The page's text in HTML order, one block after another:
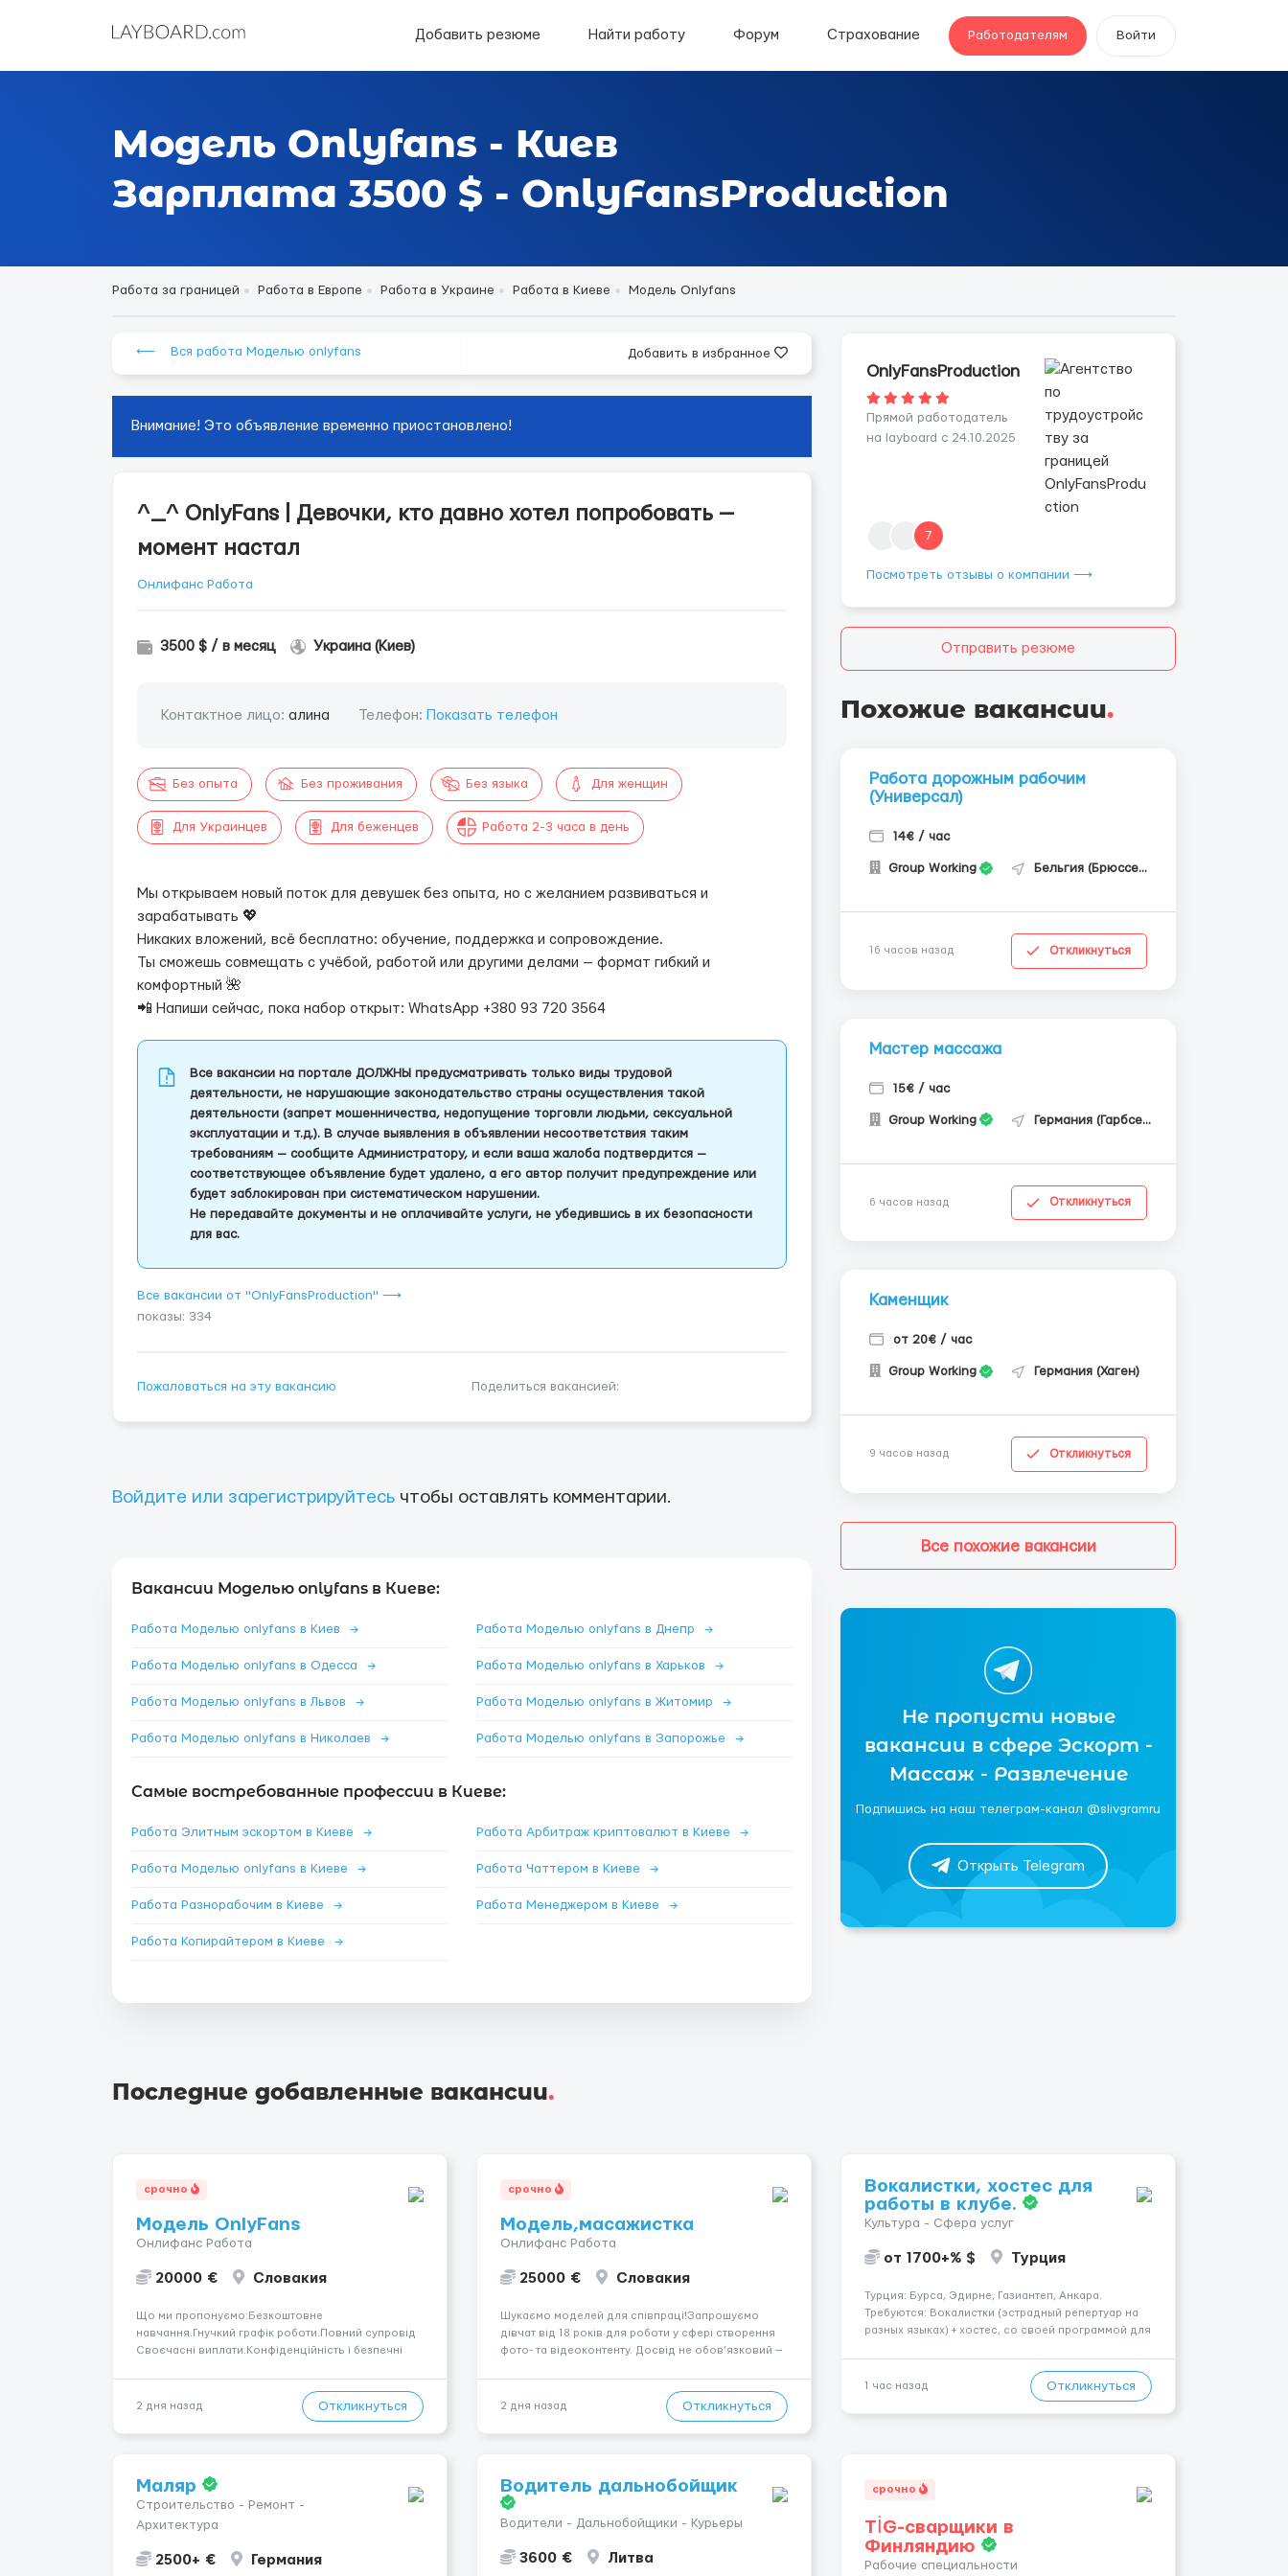
Добавить резюме Найти работу Форум Страхование Работодателям Войти
Модель Onlyfans - Киев
Зарплата 3500 $ - OnlyFansProduction
Работа за границей Работа в Европе Работа в Украине Работа в Киеве Модель Onlyfans
⟵ Вся работа Моделью onlyfans Добавить в избранное
Внимание! Это объявление временно приостановлено!
^_^ OnlyFans | Девочки, кто давно хотел попробовать —
момент настал
Онлифанс Работа
3500 $ / в месяц Украина (Киев)
Контактное лицо: алина Телефон: Показать телефон
Без опыта Без проживания Без языка Для женщин
Для Украинцев Для беженцев Работа 2-3 часа в день
Мы открываем новый поток для девушек без опыта, но с желанием развиваться и
зарабатывать 💖
Никаких вложений, всё бесплатно: обучение, поддержка и сопровождение.
Ты сможешь совмещать с учёбой, работой или другими делами — формат гибкий и
комфортный 🌺
📲 Напиши сейчас, пока набор открыт: WhatsApp +380 93 720 3564
Все вакансии на портале ДОЛЖНЫ предусматривать только виды трудовой
деятельности, не нарушающие законодательство страны осуществления такой
деятельности (запрет мошенничества, недопущение торговли людьми, сексуальной
эксплуатации и т.д.). В случае выявления в объявлении несоответствия таким
требованиям — сообщите Администратору, и если ваша жалоба подтвердится —
соответствующее объявление будет удалено, а его автор получит предупреждение или
будет заблокирован при систематическом нарушении.
Не передавайте документы и не оплачивайте услуги, не убедившись в их безопасности
для вас.
Все вакансии от "OnlyFansProduction" ⟶
показы: 334
Пожаловаться на эту вакансию Поделиться вакансией:
Войдите или зарегистрируйтесь чтобы оставлять комментарии.
Вакансии Моделью onlyfans в Киеве:
Работа Моделью onlyfans в Киев → Работа Моделью onlyfans в Днепр →
Работа Моделью onlyfans в Одесса → Работа Моделью onlyfans в Харьков →
Работа Моделью onlyfans в Львов → Работа Моделью onlyfans в Житомир →
Работа Моделью onlyfans в Николаев → Работа Моделью onlyfans в Запорожье →
Самые востребованные профессии в Киеве:
Работа Элитным эскортом в Киеве → Работа Арбитраж криптовалют в Киеве →
Работа Моделью onlyfans в Киеве → Работа Чаттером в Киеве →
Работа Разнорабочим в Киеве → Работа Менеджером в Киеве →
Работа Копирайтером в Киеве →
OnlyFansProduction
Прямой работодатель
на layboard с 24.10.2025
7
Посмотреть отзывы о компании ⟶
Отправить резюме
Похожие вакансии.
Работа дорожным рабочим
(Универсал)
14€ / час
Group Working Бельгия (Брюссель)
16 часов назад Откликнуться
Мастер массажа
15€ / час
Group Working Германия (Гарбсен)
6 часов назад Откликнуться
Каменщик
от 20€ / час
Group Working Германия (Хаген)
9 часов назад Откликнуться
Все похожие вакансии
Не пропусти новые
вакансии в сфере Эскорт -
Массаж - Развлечение
Подпишись на наш телеграм-канал @slivgramru
Открыть Telegram
Последние добавленные вакансии.
срочно
Модель OnlyFans
Онлифанс Работа
20000 € Словакия
Що ми пропонуємо:Безкоштовне
навчання.Гнучкий графік роботи.Повний супровід
Своєчасні виплати.Конфіденційність і безпечні
розвиватися.Досвід не обов’язковий.Якщо вас
зацікавила вакансія — залишайте відгук, і ми
зв’яжемося ...
2 дня назад Откликнуться
срочно
Модель,масажистка
Онлифанс Работа
25000 € Словакия
Шукаємо моделей для співпраці!Запрошуємо
дівчат від 18 років для роботи у сфері створення
фото- та відеоконтенту. Досвід не обов’язковий —
конфіденційність і професійну підтримку.
Працюємо офіційно, поважаємо особ...
2 дня назад Откликнуться
Вокалистки, хостес для
работы в клубе.
Культура - Сфера услуг
от 1700+% $ Турция
Турция: Бурса, Эдирне, Газиантеп, Анкара.
Требуются: Вокалистки (эстрадный репертуар на
разных языках) + хостеc, со своей программой для
трех месяцев. Мед. страховка. Высокая зарплат...
1 час назад Откликнуться
Маляр
Строительство - Ремонт -
Архитектура
2500+ € Германия
Водитель дальнобойщик
Водители - Дальнобойщики - Курьеры
3600 € Литва
срочно
TİG-сварщики в
Финляндию
Рабочие специальности